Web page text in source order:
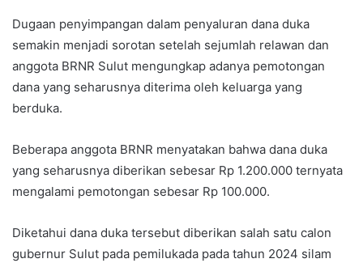
Dugaan penyimpangan dalam penyaluran dana duka
semakin menjadi sorotan setelah sejumlah relawan dan
anggota BRNR Sulut mengungkap adanya pemotongan
dana yang seharusnya diterima oleh keluarga yang
berduka.
Beberapa anggota BRNR menyatakan bahwa dana duka
yang seharusnya diberikan sebesar Rp 1.200.000 ternyata
mengalami pemotongan sebesar Rp 100.000.
Diketahui dana duka tersebut diberikan salah satu calon
gubernur Sulut pada pemilukada pada tahun 2024 silam